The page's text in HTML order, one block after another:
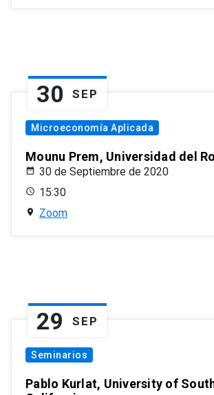
30 SEP
Microeconomía Aplicada
Mounu Prem, Universidad del
30 de Septiembre de 2020
15:30
Zoom
29 SEP
Seminarios
Pablo Kurlat, University of